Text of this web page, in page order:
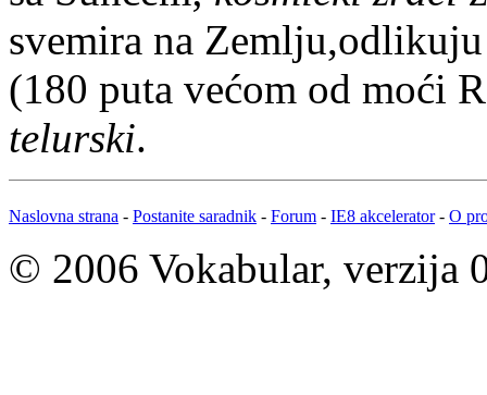
svemira na
(180 puta većom od moći
telurski.
Naslovna strana - Postanite saradnik - Forum - IE8 akcelerator- O
© 2006 Vokabular, verzija